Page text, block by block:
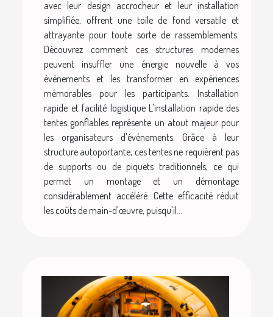
avec leur design accrocheur et leur installation
simplifiée, offrent une toile de fond versatile et
attrayante pour toute sorte de rassemblements.
Découvrez comment ces structures modernes
peuvent insuffler une énergie nouvelle à vos
événements et les transformer en expériences
mémorables pour les participants. Installation
rapide et facilité logistique L'installation rapide des
tentes gonflables représente un atout majeur pour
les organisateurs d'événements. Grâce à leur
structure autoportante, ces tentes ne requièrent pas
de supports ou de piquets traditionnels, ce qui
permet un montage et un démontage
considérablement accéléré. Cette efficacité réduit
les coûts de main-d'œuvre, puisqu'il...